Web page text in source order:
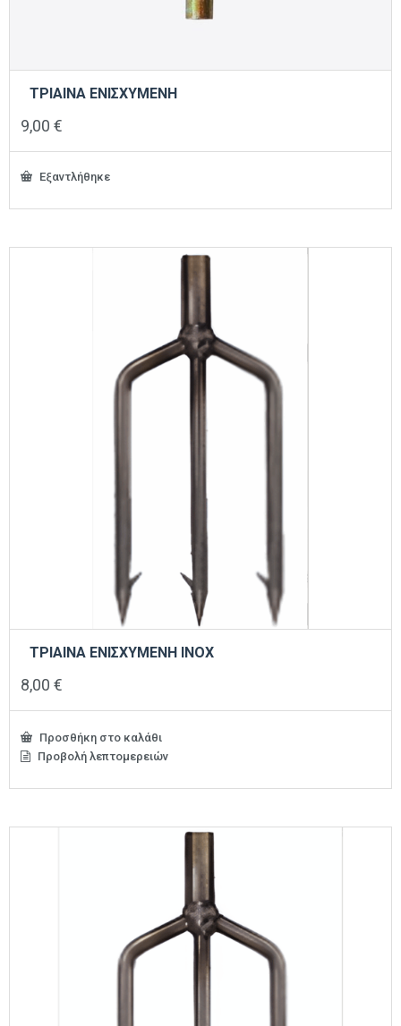
ΤΡΙΑΙΝΑ ΕΝΙΣΧΥΜΕΝΗ
9,00 €
Εξαντλήθηκε
ΤΡΙΑΙΝΑ ΕΝΙΣΧΥΜΕΝΗ INOX
8,00 €
Προσθήκη στο καλάθι
Προβολή λεπτομερειών